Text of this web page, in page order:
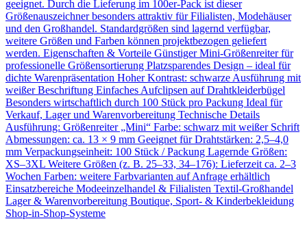
geeignet. Durch die Lieferung im 100er-Pack ist dieser
Größenauszeichner besonders attraktiv für Filialisten, Modehäuser
und den Großhandel. Standardgrößen sind lagernd verfügbar,
weitere Größen und Farben können projektbezogen geliefert
werden. Eigenschaften & Vorteile Günstiger Mini-Größenreiter für
professionelle Größensortierung Platzsparendes Design – ideal für
dichte Warenpräsentation Hoher Kontrast: schwarze Ausführung mit
weißer Beschriftung Einfaches Aufclipsen auf Drahtkleiderbügel
Besonders wirtschaftlich durch 100 Stück pro Packung Ideal für
Verkauf, Lager und Warenvorbereitung Technische Details
Ausführung: Größenreiter „Mini“ Farbe: schwarz mit weißer Schrift
Abmessungen: ca. 13 × 9 mm Geeignet für Drahtstärken: 2,5–4,0
mm Verpackungseinheit: 100 Stück / Packung Lagernde Größen:
XS–3XL Weitere Größen (z. B. 25–33, 34–176): Lieferzeit ca. 2–3
Wochen Farben: weitere Farbvarianten auf Anfrage erhältlich
Einsatzbereiche Modeeinzelhandel & Filialisten Textil-Großhandel
Lager & Warenvorbereitung Boutique, Sport- & Kinderbekleidung
Shop-in-Shop-Systeme